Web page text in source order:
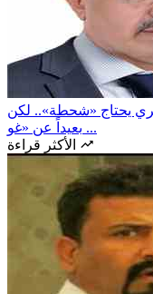
يحتاج «شحطة».. لكن
بعيداً عن «غو ...